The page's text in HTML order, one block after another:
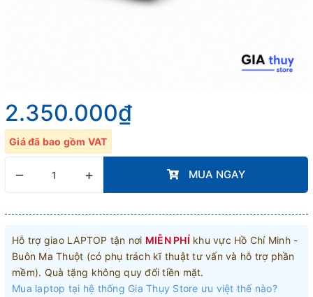
2.350.000₫
Giá đã bao gồm VAT
– + MUA NGAY
Hỗ trợ giao LAPTOP tận nơi MIỄN PHÍ khu vực Hồ Chí Minh -
Buôn Ma Thuột (có phụ trách kĩ thuật tư vấn và hỗ trợ phần
mềm). Quà tặng không quy đổi tiền mặt.
Mua laptop tại hệ thống Gia Thụy Store ưu việt thế nào?